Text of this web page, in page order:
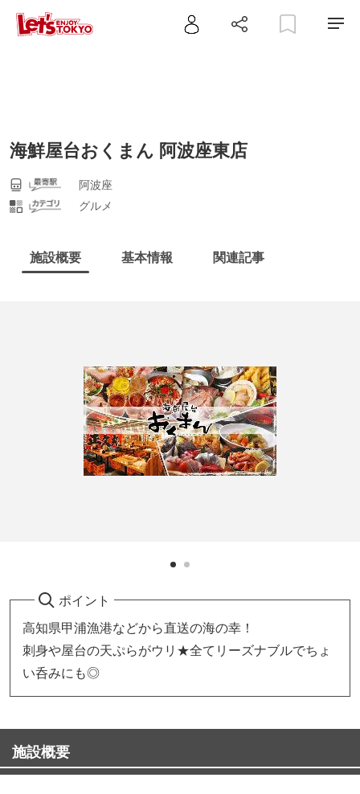
海鮮屋台おくまん 阿波座東店
阿波座
グルメ
施設概要 基本情報 関連記事
ポイント
高知県甲浦漁港などから直送の海の幸！
刺身や屋台の天ぷらがウリ★全てリーズナブルでちょ
い呑みにも◎
施設概要